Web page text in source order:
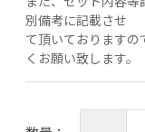
別備考に記載させ
て頂いております
くお願い致します。